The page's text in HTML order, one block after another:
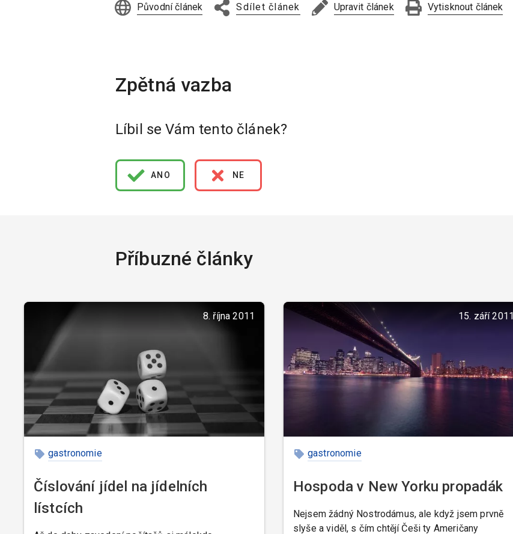
Původní článek Sdílet článek Upravit článek Vytisknout článek
Líbil se Vám tento článek?
ANO NE
Příbuzné články
8. října 2011
gastronomie
Číslování jídel na jídelních
lístcích
15. září 2011
gastronomie
Hospoda v New Yorku propadák
Nejsem žádný Nostrodámus, ale když jsem prvně
slyše a viděl, s čím chtějí Češi ty Američany